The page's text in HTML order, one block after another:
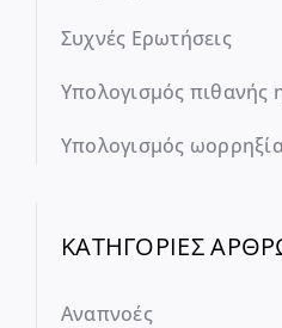
Συχνές Ερωτήσεις
Υπολογισμός πιθανής
Υπολογισμός
ΚΑΤΗΓΟΡΙΕΣ
Αναπνοές